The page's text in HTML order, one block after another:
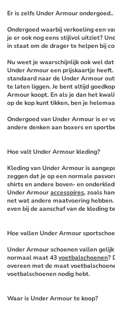
Er is zelfs Under Armour ondergoed..
Ondergoed waarbij verkoeling een
je er ook nog eens stijlvol uitziet?
in staat om de drager te helpen bij
Nu weet je waarschijnlijk ook wel
Under Armour een prijskaartje
standaard naar de Under Armour
te laten liggen. Je bent altijd
Armour koopt. En als je dan het
op de kop kunt tikken, ben je
Ondergoed van Under Armour is er
andere denken aan boxers en
Hoe valt Under Armour kleding?
Kleding van Under Armour is
zeggen dat je op een normale
shirts en andere boven- en
Under Armour accessoires, zoals
net wat andere maatvoering
even bij de aanschaf van de kleding
Hoe vallen Under Armour
Under Armour schoenen vallen
normaal maat 43 voetbalschoenen?
overeen met de maat
voetbalschoenen nodig hebt.
Waar is Under Armour te koop?